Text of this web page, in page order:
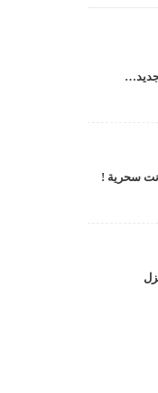
سحرية !